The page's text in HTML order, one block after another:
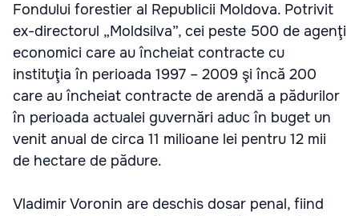
Fondului forestier al Republicii Moldova. Potrivit
ex-directorul „Moldsilva”, cei peste 500 de agenţi
economici care au încheiat contracte cu
instituţia în perioada 1997 – 2009 şi încă 200
care au încheiat contracte de arendă a pădurilor
în perioada actualei guvernări aduc în buget un
venit anual de circa 11 milioane lei pentru 12 mii
de hectare de pădure.
Vladimir Voronin are deschis dosar penal, fiind